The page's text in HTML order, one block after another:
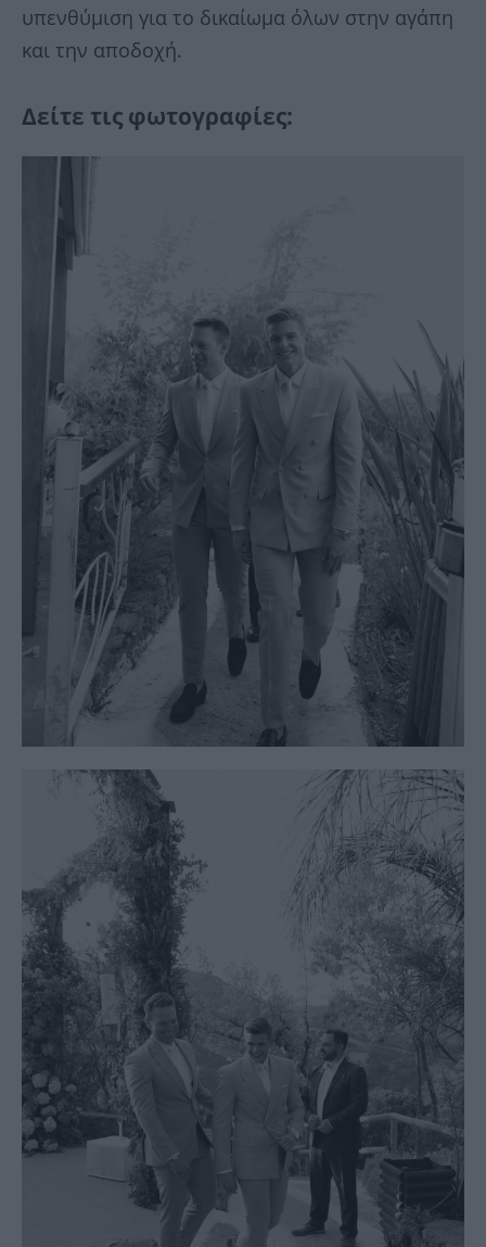
υπενθύμιση για το δικαίωμα όλων στην αγάπη
και την αποδοχή.
Δείτε τις φωτογραφίες: